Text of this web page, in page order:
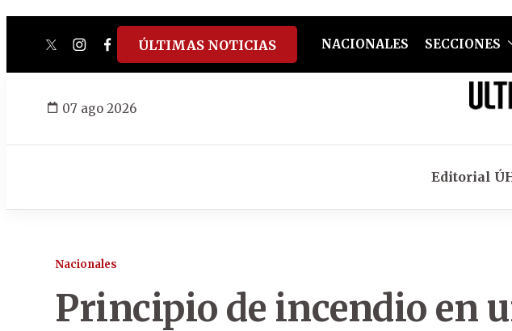
twitterinstagram
facebook
tiktokyoutube
spotify
ÚLTIMAS NOTICIAS NACIONALES SECCIONES
07 ago 2026
Editorial
Nacionales
Principio de incendio en